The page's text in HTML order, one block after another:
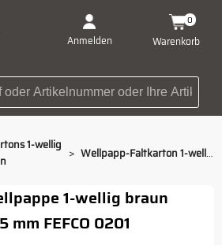
Anmelden Warenkorb
0
Suchbegriff oder
1-wellig > Wellpapp-Faltkarton 1-wellig braun 320 x 220 x 135 mm
1-wellig braun
mm FEFCO 0201